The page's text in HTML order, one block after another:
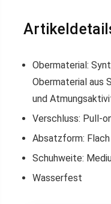
Obermaterial:
Obermaterial aus
und
Verschluss: Pull-
Absatzform: Flach
Schuhweite:
Wasserfest